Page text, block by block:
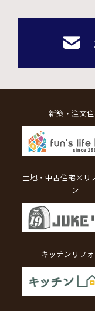
新築・注文
土地・中古住宅×リ
ン
キッチンリフ